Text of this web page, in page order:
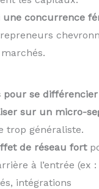
une concurrence
pour se
sur un micro-
trop généraliste.
de réseau fort
à l’entrée (ex :
intégrations